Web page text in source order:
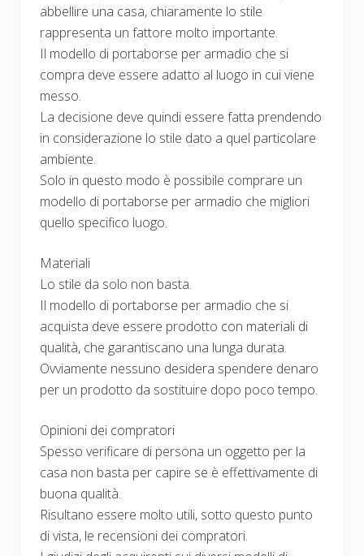
abbellire una casa, chiaramente lo stile
rappresenta un fattore molto importante.
Il modello di portaborse per armadio che si
compra deve essere adatto al luogo in cui viene
messo.
La decisione deve quindi essere fatta prendendo
in considerazione lo stile dato a quel particolare
ambiente.
Solo in questo modo è possibile comprare un
modello di portaborse per armadio che migliori
quello specifico luogo.
Materiali
Lo stile da solo non basta.
Il modello di portaborse per armadio che si
acquista deve essere prodotto con materiali di
qualità, che garantiscano una lunga durata.
Ovviamente nessuno desidera spendere denaro
per un prodotto da sostituire dopo poco tempo.
Opinioni dei compratori
Spesso verificare di persona un oggetto per la
casa non basta per capire se è effettivamente di
buona qualità.
Risultano essere molto utili, sotto questo punto
di vista, le recensioni dei compratori.